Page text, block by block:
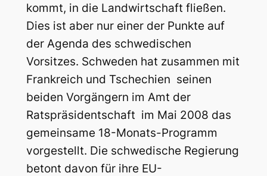
kommt, in die Landwirtschaft fließen.
Dies ist aber nur einer der Punkte auf
der Agenda des schwedischen
Vorsitzes. Schweden hat zusammen mit
Frankreich und Tschechien  seinen
beiden Vorgängern im Amt der
Ratspräsidentschaft  im Mai 2008 das
gemeinsame 18-Monats-Programm
vorgestellt. Die schwedische Regierung
betont davon für ihre EU-